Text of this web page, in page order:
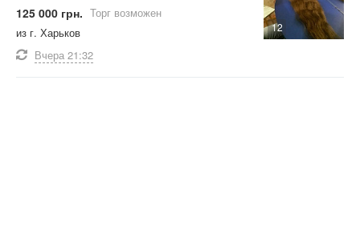
12
125 000 грн. Торг возможен
из г. Харьков
Вчера 21:32